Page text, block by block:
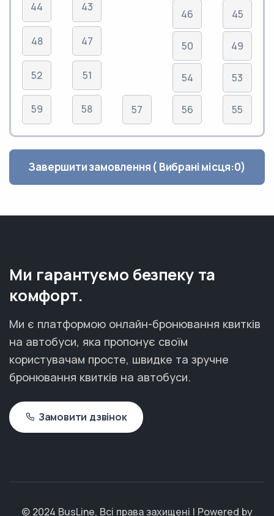
44
48
52
59
43
47
51
58 57
46
50
54
56
45
49
53
55
Завершити замовлення ( Вибрані місця:0)
Ми гарантуємо безпеку та
комфорт.
Ми є платформою онлайн-бронювання квитків
на автобуси, яка пропонує своїм
користувачам просте, швидке та зручне
бронювання квитків на автобуси.
Замовити дзвінок
© 2024 BusLine. Всі права захищені | Powered by